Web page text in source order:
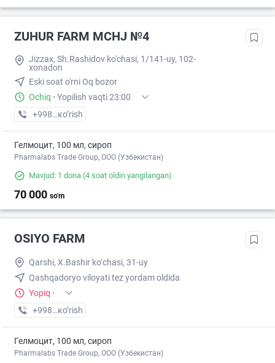
ZUHUR FARM MCHJ №4
Jizzax, Sh.Rashidov ko'chasi, 1/141-uy, 102-
xonadon
Eski soat o'rni Oq bozor
Ochiq · Yopilish vaqti 23:00
+998 (91) XXX-XX-XX
кo’rish
Гелмоцит, 100 мл, сироп
Pharmalabs Trade Group, OOO (Узбекистан)
Mavjud: 1 dona (4 soat oldin yangilangan)
70 000 so'm
OSIYO FARM
Qarshi, X.Bashir ko‘chasi, 31-uy
Qashqadoryo viloyati tez yordam oldida
Yopiq ·
+998 (99) XXX-XX-XX
кo’rish
Гелмоцит, 100 мл, сироп
Pharmalabs Trade Group, OOO (Узбекистан)